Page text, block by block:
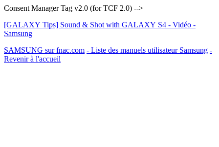
Consent Manager Tag v2.0 (for TCF 2.0) -->
[GALAXY Tips] Sound & Shot with GALAXY S4 - Vidéo -
Samsung
SAMSUNG sur fnac.com - Liste des manuels utilisateur Samsung -
Revenir à l'accueil